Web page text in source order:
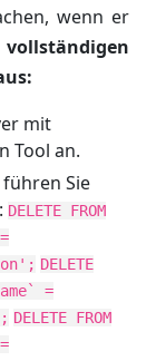
wenn er
mit
Tool an.
Sie
DELETE FROM
DELETE
=
DELETE FROM